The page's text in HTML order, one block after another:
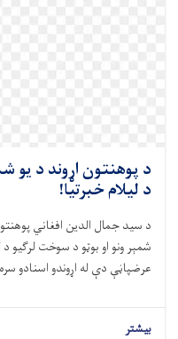
د پوهنتون اړوند د يو
د ليلام خبرتيا!
د سيد جمال الدين افغاني
شمېر ونو او بوټو د سوخت
عرضپاڼې دې له اړوندو اسنادو سره يو
بیشتر